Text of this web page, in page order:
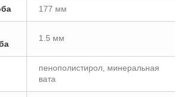
177 мм
1.5 мм
пенополистирол, минеральная
вата